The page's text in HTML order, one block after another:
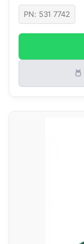
PN: 531 7742